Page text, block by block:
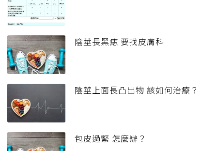
陰莖長黑痣 要找皮膚科
陰莖上面長凸出物 該如何治療？
包皮過緊 怎麼辦？